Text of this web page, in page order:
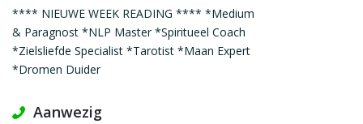
**** NIEUWE WEEK READING **** *Medium
& Paragnost *NLP Master *Spiritueel Coach
*Zielsliefde Specialist *Tarotist *Maan Expert
*Dromen Duider
Aanwezig